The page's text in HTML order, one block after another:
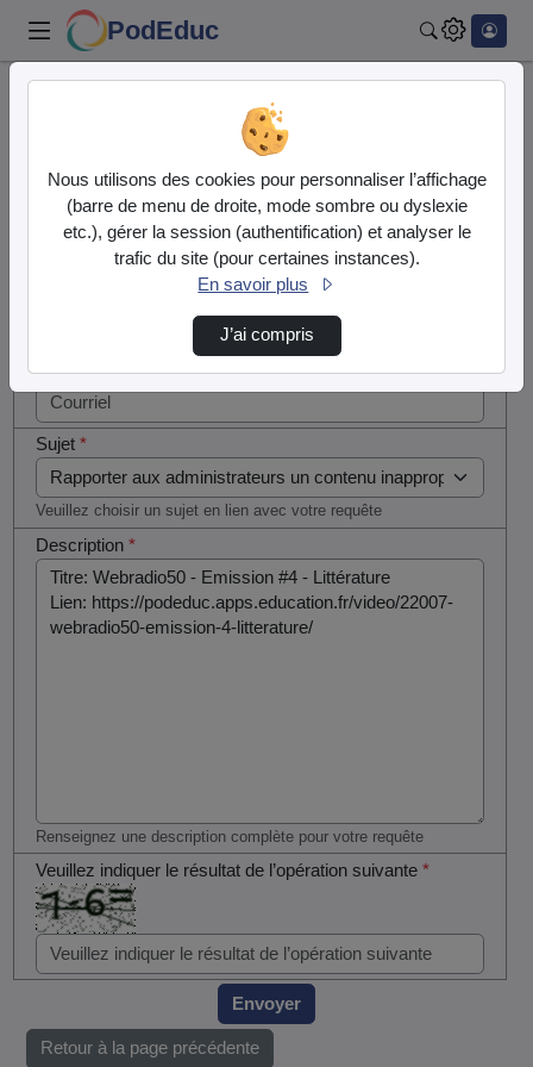
PodEduc
Contactez nous
Votre message
Courriel*
Sujet*
Veuillez choisir un sujet en lien avec votre requête
Description*
Renseignez une description complète pour votre requête
Veuillez indiquer le résultat de l’opération suivante*
si vous
êtes un
humain en
Envoyer
Retour à la page précédente
Nous utilisons des cookies pour personnaliser l’affichage
(barre de menu de droite, mode sombre ou dyslexie
etc.), gérer la session (authentification) et analyser le
trafic du site (pour certaines instances).
En savoir plus
J’ai compris